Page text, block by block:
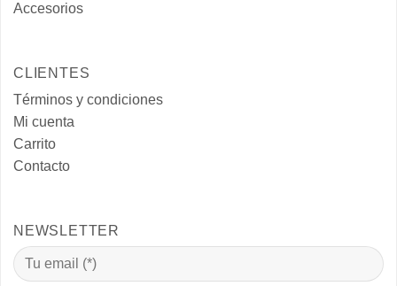
Accesorios
CLIENTES
Términos y condiciones
Mi cuenta
Carrito
Contacto
NEWSLETTER